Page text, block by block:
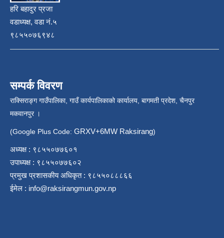
हरि बहादुर प्रजा
वडाध्यक्ष, वडा नं.५
९८५५०७६९४८
सम्पर्क विवरण
राक्सिराङ्ग गाउँपालिका, गाउँ कार्यपालिकाको कार्यालय, बागमती प्रदेश, चैनपुर
मकवानपुर ।
(Google Plus Code: GRXV+6MW Raksirang)
अध्यक्ष : ९८५५०७७६०१
उपाध्यक्ष : ९८५५०७७६०२
प्रमुख प्रशासकीय अधिकृत : ९८५५०८८८६६
ईमेल : info@raksirangmun.gov.np